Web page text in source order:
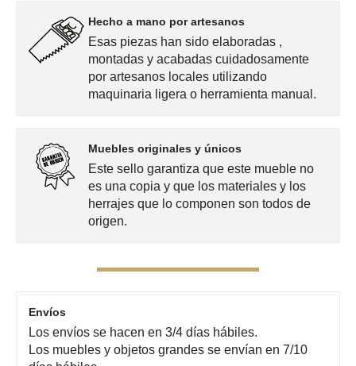
Hecho a mano por artesanos
Esas piezas han sido elaboradas ,
montadas y acabadas cuidadosamente
por artesanos locales utilizando
maquinaria ligera o herramienta manual.
Muebles originales y únicos
Este sello garantiza que este mueble no
es una copia y que los materiales y los
herrajes que lo componen son todos de
origen.
Envíos
Los envíos se hacen en 3/4 días hábiles.
Los muebles y objetos grandes se envían en 7/10